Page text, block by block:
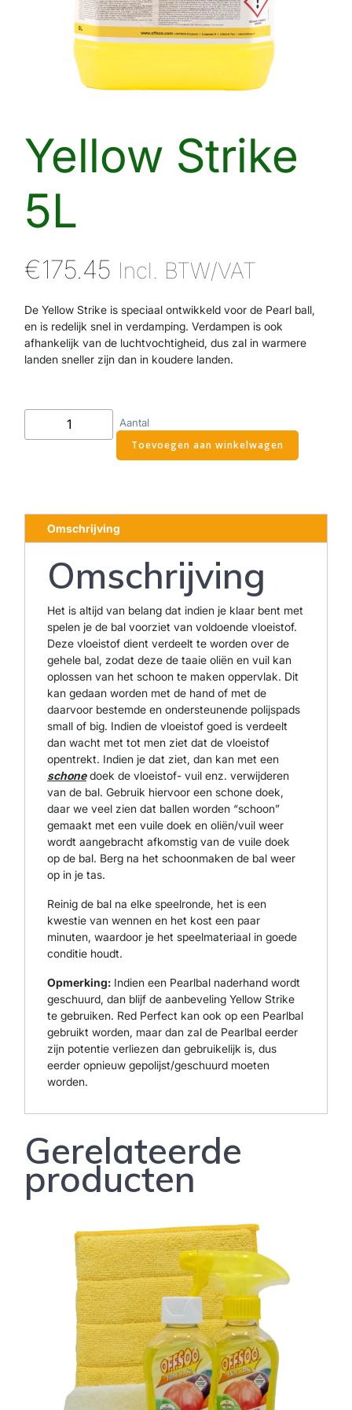
Yellow Strike
5L
€175.45 Incl. BTW/VAT
De Yellow Strike is speciaal ontwikkeld voor de Pearl ball,
en is redelijk snel in verdamping. Verdampen is ook
afhankelijk van de luchtvochtigheid, dus zal in warmere
landen sneller zijn dan in koudere landen.
Strike
Aantal
Toevoegen aan winkelwagen
Omschrijving
Omschrijving
Het is altijd van belang dat indien je klaar bent met
spelen je de bal voorziet van voldoende vloeistof.
Deze vloeistof dient verdeelt te worden over de
gehele bal, zodat deze de taaie oliën en vuil kan
oplossen van het schoon te maken oppervlak. Dit
kan gedaan worden met de hand of met de
daarvoor bestemde en ondersteunende polijspads
small of big. Indien de vloeistof goed is verdeelt
dan wacht met tot men ziet dat de vloeistof
opentrekt. Indien je dat ziet, dan kan met een
schonedoek de vloeistof- vuil enz. verwijderen
van de bal. Gebruik hiervoor een schone doek,
daar we veel zien dat ballen worden “schoon”
gemaakt met een vuile doek en oliën/vuil weer
wordt aangebracht afkomstig van de vuile doek
op de bal. Berg na het schoonmaken de bal weer
op in je tas.
Reinig de bal na elke speelronde, het is een
kwestie van wennen en het kost een paar
minuten, waardoor je het speelmateriaal in goede
conditie houdt.
Opmerking: Indien een Pearlbal naderhand wordt
geschuurd, dan blijf de aanbeveling Yellow Strike
te gebruiken. Red Perfect kan ook op een Pearlbal
gebruikt worden, maar dan zal de Pearlbal eerder
zijn potentie verliezen dan gebruikelijk is, dus
eerder opnieuw gepolijst/geschuurd moeten
worden.
Gerelateerde
producten